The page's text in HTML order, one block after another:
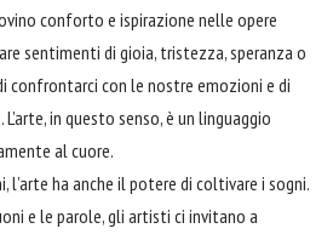
conforto e ispirazione nelle opere
sentimenti di gioia, tristezza, speranza o
confrontarci con le nostre emozioni e di
in questo senso, è un linguaggio
al cuore.
l’arte ha anche il potere di coltivare i sogni.
e le parole, gli artisti ci invitano a